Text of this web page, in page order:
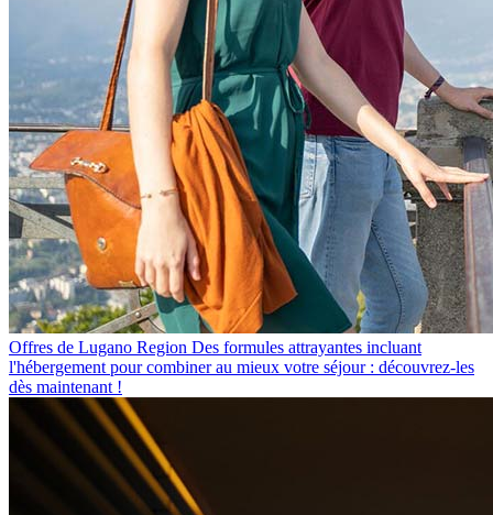
Offres de Lugano Region Des formules attrayantes incluant
l'hébergement pour combiner au mieux votre séjour : découvrez-les
dès maintenant !